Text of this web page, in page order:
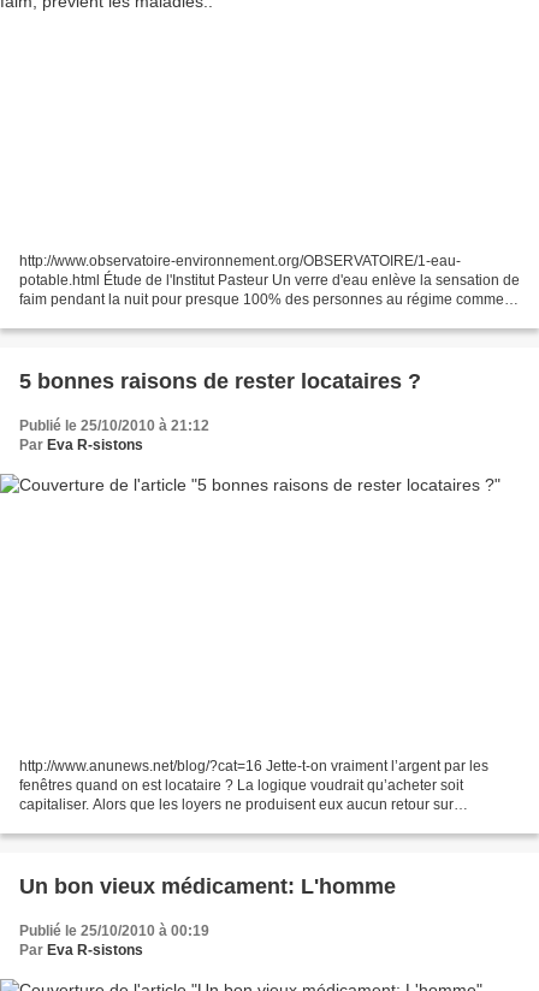
http://www.observatoire-environnement.org/OBSERVATOIRE/1-eau-
potable.html Étude de l'Institut Pasteur Un verre d'eau enlève la sensation de
faim pendant la nuit pour presque 100% des personnes au régime comme le
5 bonnes raisons de rester locataires ?
Publié le 25/10/2010 à 21:12
Par Eva R-sistons
http://www.anunews.net/blog/?cat=16 Jette-t-on vraiment l’argent par les
fenêtres quand on est locataire ? La logique voudrait qu’acheter soit
capitaliser. Alors que les loyers ne produisent eux aucun retour sur
Un bon vieux médicament: L'homme
Publié le 25/10/2010 à 00:19
Par Eva R-sistons